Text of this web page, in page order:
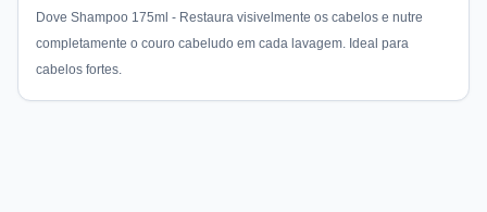
Dove Shampoo 175ml - Restaura visivelmente os cabelos e nutre
completamente o couro cabeludo em cada lavagem. Ideal para
cabelos fortes.